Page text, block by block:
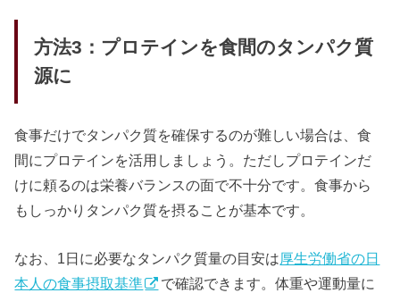
方法3：プロテインを食間のタンパク質
源に
食事だけでタンパク質を確保するのが難しい場合は、食
間にプロテインを活用しましょう。ただしプロテインだ
けに頼るのは栄養バランスの面で不十分です。食事から
もしっかりタンパク質を摂ることが基本です。
なお、1日に必要なタンパク質量の目安は厚生労働省の日
本人の食事摂取基準
で確認できます。体重や運動量に